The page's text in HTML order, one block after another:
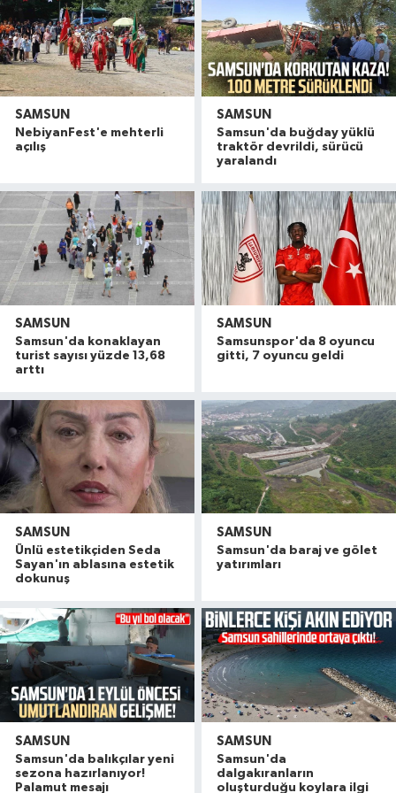
SAMSUN
NebiyanFest'e mehterli
açılış
SAMSUN
Samsun'da buğday yüklü
traktör devrildi, sürücü
yaralandı
SAMSUN
Samsun'da konaklayan
turist sayısı yüzde 13,68
arttı
SAMSUN
Samsunspor'da 8 oyuncu
gitti, 7 oyuncu geldi
SAMSUN
Ünlü estetikçiden Seda
Sayan'ın ablasına estetik
dokunuş
SAMSUN
Samsun'da baraj ve gölet
yatırımları
SAMSUN
Samsun'da balıkçılar yeni
sezona hazırlanıyor!
Palamut mesajı
SAMSUN
Samsun'da
dalgakıranların
oluşturduğu koylara ilgi